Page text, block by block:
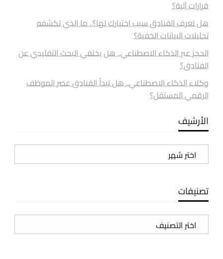
قرارات آلية؟
هل تعرف الفنادق سبب اختيارك لها؟.. ما الذي تكشفه
تحليلات البيانات الخفية؟
الحجز عبر الذكاء الاصطناعي.. هل يختفي البحث التقليدي عن
الفنادق؟
وكلاء الذكاء الاصطناعي.. هل تبدأ الفنادق عصر الموظف
الرقمي المستقل؟
الأرشيف
الأرشيف
تصنيفات
تصنيفات